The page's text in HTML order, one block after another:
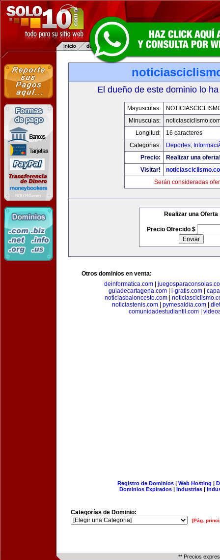
El dueño de este dominio lo
Mayusculas:
Minusculas:
Longitud:
16 caracteres
Categorias:
Deportes,
Precio:
Realizar una
Visitar!
Serán consideradas
Realizar una Oferta
Precio Ofrecido $
Otros dominios en venta:
deinformatica.com
guiadecartagena.com| i-gratis.com|
noticiasbaloncesto.com
noticiastenis.com
pymesaldia.com
comunidadestudiantil.com
Registro de Dominios| Web Hosting |
Dominios Expirados | Industrias |
Categorías de Dominio:
[Pág.
** Precios